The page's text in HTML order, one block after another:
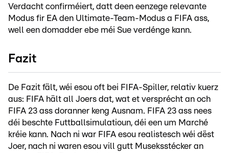
Verdacht confirméiert, datt deen eenzege relevante
Modus fir EA den Ultimate-Team-Modus a FIFA ass,
well een domadder ebe méi Sue verdénge kann.
Fazit
De Fazit fält, wéi esou oft bei FIFA-Spiller, relativ kuerz
aus: FIFA hält all Joers dat, wat et versprécht an och
FIFA 23 ass doranner keng Ausnam. FIFA 23 ass nees
déi beschte Futtballsimulatioun, déi een um Marché
kréie kann. Nach ni war FIFA esou realistesch wéi dëst
Joer, nach ni waren esou vill gutt Museksstécker an